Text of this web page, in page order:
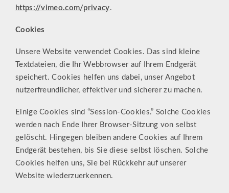
https://vimeo.com/privacy.
Cookies
Unsere Website verwendet Cookies. Das sind kleine
Textdateien, die Ihr Webbrowser auf Ihrem Endgerät
speichert. Cookies helfen uns dabei, unser Angebot
nutzerfreundlicher, effektiver und sicherer zu machen.
Einige Cookies sind “Session-Cookies.” Solche Cookies
werden nach Ende Ihrer Browser-Sitzung von selbst
gelöscht. Hingegen bleiben andere Cookies auf Ihrem
Endgerät bestehen, bis Sie diese selbst löschen. Solche
Cookies helfen uns, Sie bei Rückkehr auf unserer
Website wiederzuerkennen.